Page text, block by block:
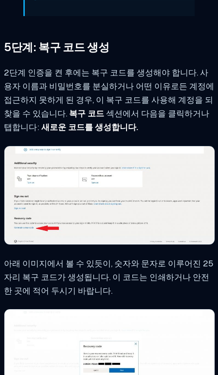
5단계: 복구 코드 생성
2단계 인증을 켠 후에는 복구 코드를 생성해야 합니다. 사
용자 이름과 비밀번호를 분실하거나 어떤 이유로든 계정에
접근하지 못하게 된 경우, 이 복구 코드를 사용해 계정을 되
찾을 수 있습니다. 복구 코드섹션에서 다음을 클릭하거나
탭합니다: 새로운 코드를 생성합니다.
아래 이미지에서 볼 수 있듯이, 숫자와 문자로 이루어진 25
자리 복구 코드가 생성됩니다. 이 코드는 인쇄하거나 안전
한 곳에 적어 두시기 바랍니다.